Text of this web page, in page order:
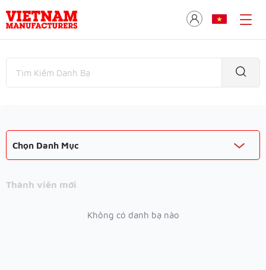
Chọn Danh Mục
Thành viên mới
Không có danh bạ nào